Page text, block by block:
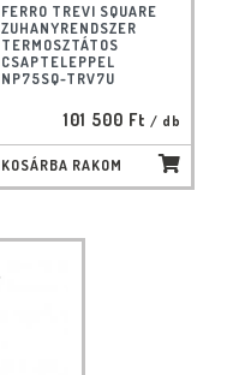
FERRO TREVI SQUARE
ZUHANYRENDSZER
TERMOSZTÁTOS
CSAPTELEPPEL
NP75SQ-TRV7U
101 500 Ft / db
KOSÁRBA RAKOM